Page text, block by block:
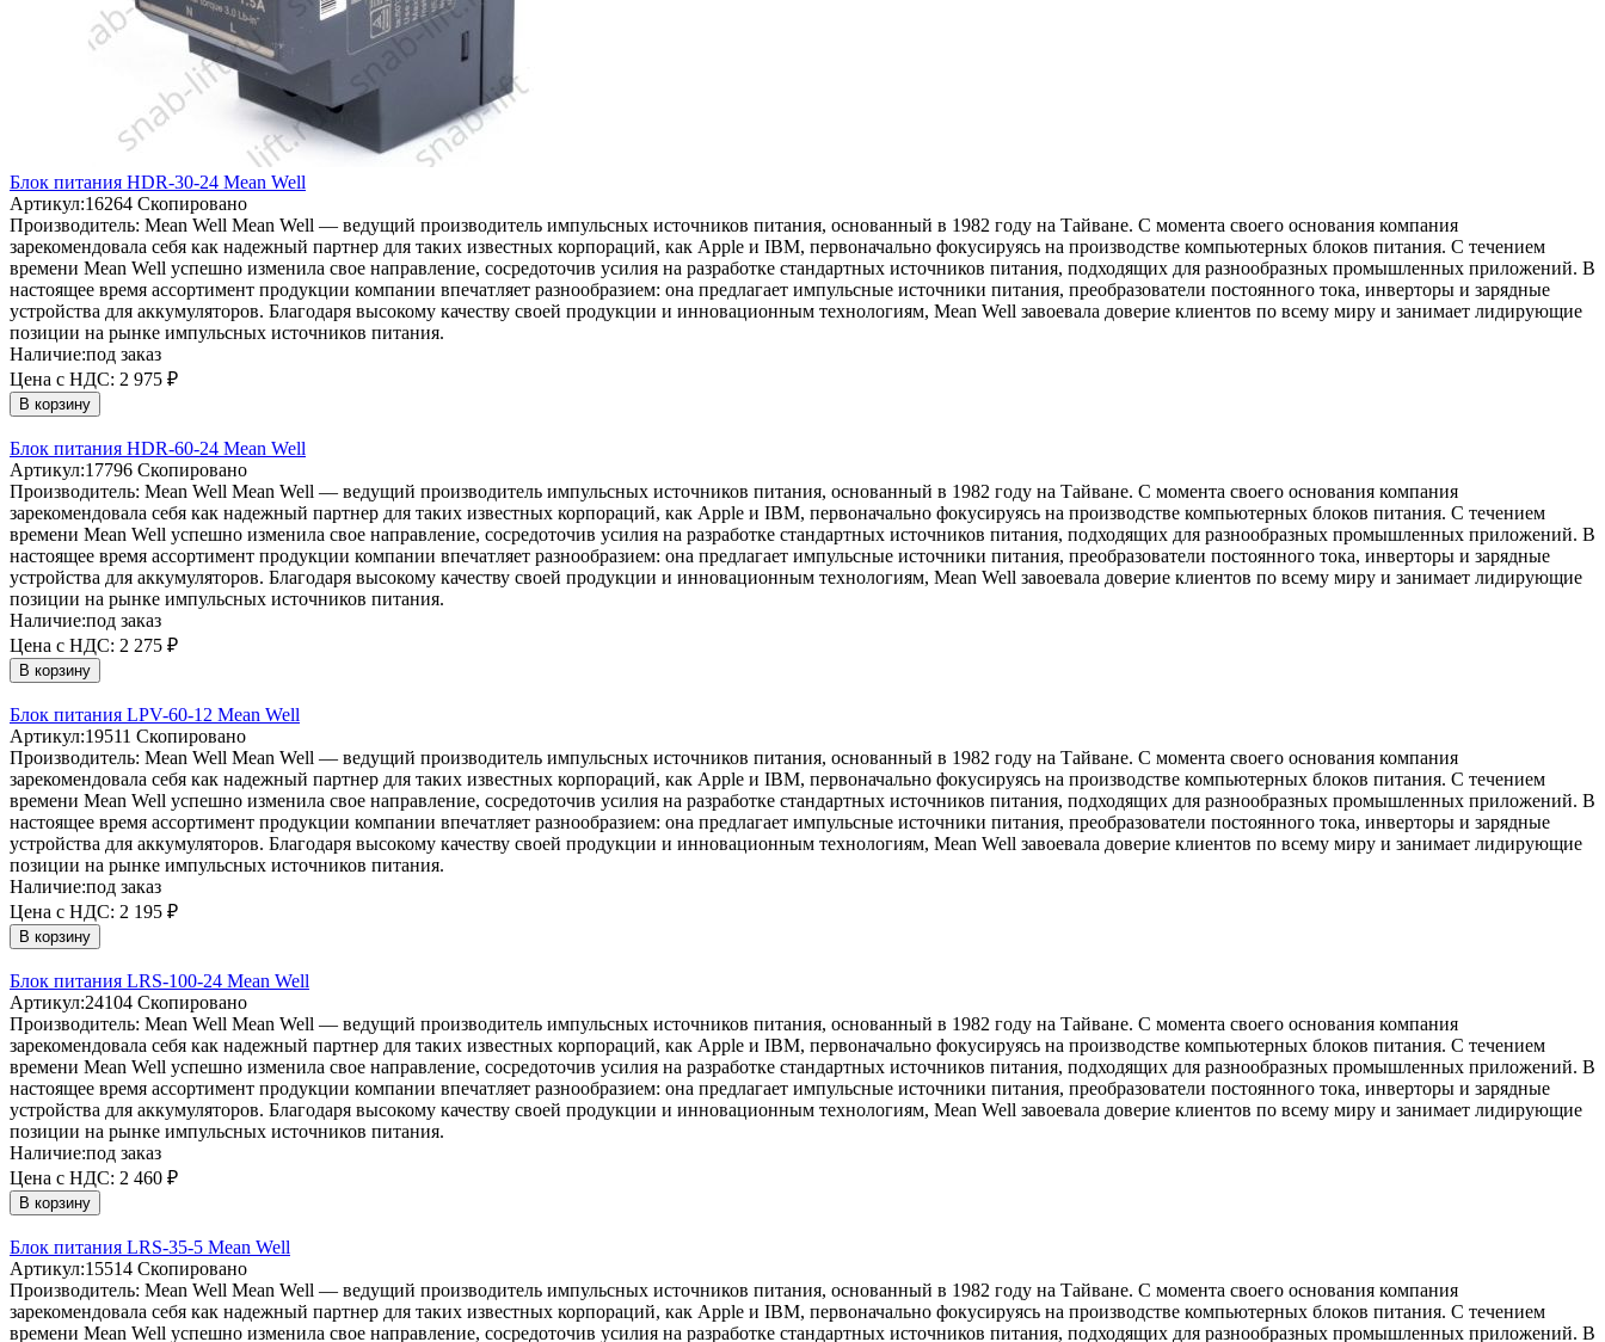
Блок питания HDR-30-24 Mean Well
Артикул:16264 Скопировано
Производитель: Mean Well Mean Well — ведущий производитель импульсных источников питания, основанный в 1982 году на Тайване. С момента своего основания компания
зарекомендовала себя как надежный партнер для таких известных корпораций, как Apple и IBM, первоначально фокусируясь на производстве компьютерных блоков питания. С течением
времени Mean Well успешно изменила свое направление, сосредоточив усилия на разработке стандартных источников питания, подходящих для разнообразных промышленных приложений. В
настоящее время ассортимент продукции компании впечатляет разнообразием: она предлагает импульсные источники питания, преобразователи постоянного тока, инверторы и зарядные
устройства для аккумуляторов. Благодаря высокому качеству своей продукции и инновационным технологиям, Mean Well завоевала доверие клиентов по всему миру и занимает лидирующие
позиции на рынке импульсных источников питания.
Наличие:под заказ
Цена с НДС: 2 975 ₽
В корзину
Блок питания HDR-60-24 Mean Well
Артикул:17796 Скопировано
Производитель: Mean Well Mean Well — ведущий производитель импульсных источников питания, основанный в 1982 году на Тайване. С момента своего основания компания
зарекомендовала себя как надежный партнер для таких известных корпораций, как Apple и IBM, первоначально фокусируясь на производстве компьютерных блоков питания. С течением
времени Mean Well успешно изменила свое направление, сосредоточив усилия на разработке стандартных источников питания, подходящих для разнообразных промышленных приложений. В
настоящее время ассортимент продукции компании впечатляет разнообразием: она предлагает импульсные источники питания, преобразователи постоянного тока, инверторы и зарядные
устройства для аккумуляторов. Благодаря высокому качеству своей продукции и инновационным технологиям, Mean Well завоевала доверие клиентов по всему миру и занимает лидирующие
позиции на рынке импульсных источников питания.
Наличие:под заказ
Цена с НДС: 2 275 ₽
В корзину
Блок питания LPV-60-12 Mean Well
Артикул:19511 Скопировано
Производитель: Mean Well Mean Well — ведущий производитель импульсных источников питания, основанный в 1982 году на Тайване. С момента своего основания компания
зарекомендовала себя как надежный партнер для таких известных корпораций, как Apple и IBM, первоначально фокусируясь на производстве компьютерных блоков питания. С течением
времени Mean Well успешно изменила свое направление, сосредоточив усилия на разработке стандартных источников питания, подходящих для разнообразных промышленных приложений. В
настоящее время ассортимент продукции компании впечатляет разнообразием: она предлагает импульсные источники питания, преобразователи постоянного тока, инверторы и зарядные
устройства для аккумуляторов. Благодаря высокому качеству своей продукции и инновационным технологиям, Mean Well завоевала доверие клиентов по всему миру и занимает лидирующие
позиции на рынке импульсных источников питания.
Наличие:под заказ
Цена с НДС: 2 195 ₽
В корзину
Блок питания LRS-100-24 Mean Well
Артикул:24104 Скопировано
Производитель: Mean Well Mean Well — ведущий производитель импульсных источников питания, основанный в 1982 году на Тайване. С момента своего основания компания
зарекомендовала себя как надежный партнер для таких известных корпораций, как Apple и IBM, первоначально фокусируясь на производстве компьютерных блоков питания. С течением
времени Mean Well успешно изменила свое направление, сосредоточив усилия на разработке стандартных источников питания, подходящих для разнообразных промышленных приложений. В
настоящее время ассортимент продукции компании впечатляет разнообразием: она предлагает импульсные источники питания, преобразователи постоянного тока, инверторы и зарядные
устройства для аккумуляторов. Благодаря высокому качеству своей продукции и инновационным технологиям, Mean Well завоевала доверие клиентов по всему миру и занимает лидирующие
позиции на рынке импульсных источников питания.
Наличие:под заказ
Цена с НДС: 2 460 ₽
В корзину
Блок питания LRS-35-5 Mean Well
Артикул:15514 Скопировано
Производитель: Mean Well Mean Well — ведущий производитель импульсных источников питания, основанный в 1982 году на Тайване. С момента своего основания компания
зарекомендовала себя как надежный партнер для таких известных корпораций, как Apple и IBM, первоначально фокусируясь на производстве компьютерных блоков питания. С течением
времени Mean Well успешно изменила свое направление, сосредоточив усилия на разработке стандартных источников питания, подходящих для разнообразных промышленных приложений. В